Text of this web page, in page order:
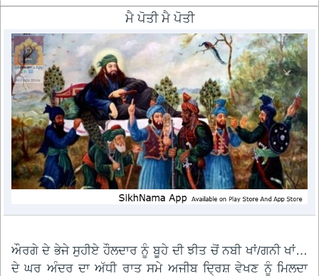
ਮੈ ਪੋਤੀ ਮੈ ਪੋਤੀ
ਔਰਗੇ ਦੇ ਭੇਜੇ ਸੁਹੀਏ ਹੌਲਦਾਰ ਨੂੰ ਬੂਹੇ ਦੀ ਝੀਤ ਚੋਂ ਨਬੀ ਖਾਂ/ਗਨੀ ਖਾਂ…
ਦੇ ਘਰ ਅੰਦਰ ਦਾ ਅੱਧੀ ਰਾਤ ਸਮੇ ਅਜੀਬ ਦ੍ਰਿਸ਼ ਵੇਖਣ ਨੂੰ ਮਿਲਦਾ